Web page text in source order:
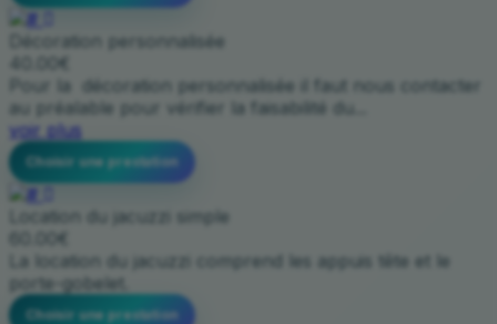
Décoration personnalisée
40.00€
Pour la décoration personnalisée il faut nous contacter
au préalable pour vérifier la faisabilité du...
voir plus
Choisir une prestation
Location du jacuzzi simple
60.00€
La location du jacuzzi comprend les appuis tête et le
porte-gobelet.
Choisir une prestation